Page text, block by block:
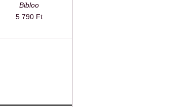
Bibloo
5 790 Ft